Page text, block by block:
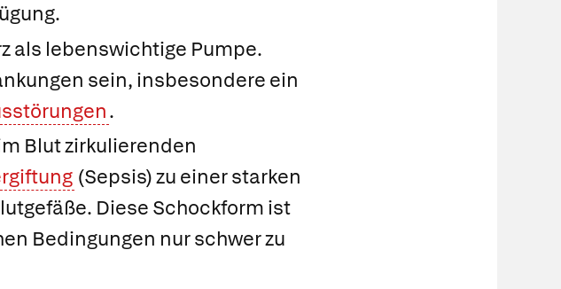
als lebenswichtige Pumpe.
sein, insbesondere ein
.
Blut zirkulierenden
(Sepsis) zu einer starken
Diese Schockform ist
Bedingungen nur schwer zu